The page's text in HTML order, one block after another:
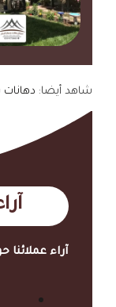
شاهد أيضا:
آراء